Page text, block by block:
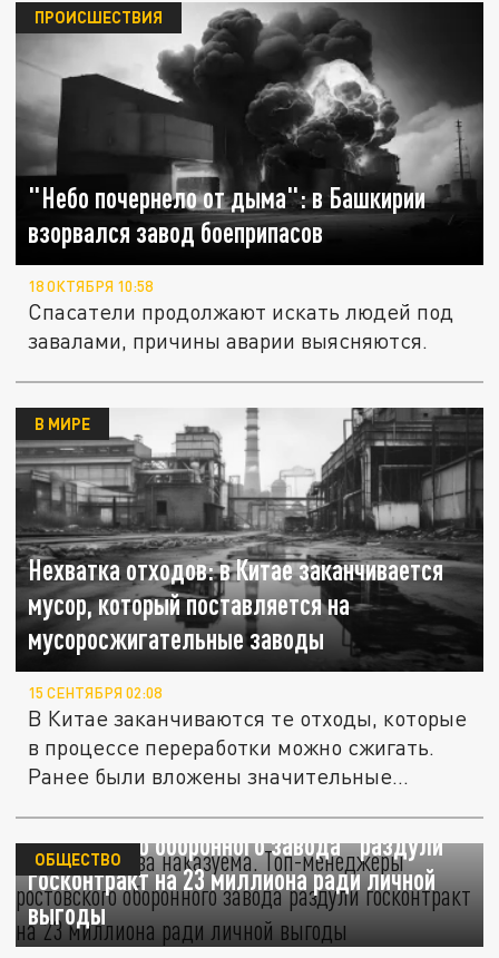
"Небо почернело от дыма": в Башкирии
взорвался завод боеприпасов
ПРОИСШЕСТВИЯ
18 ОКТЯБРЯ 10:58
Спасатели продолжают искать людей под
завалами, причины аварии выясняются.
Нехватка отходов: в Китае заканчивается
мусор, который поставляется на
мусоросжигательные заводы
В МИРЕ
15 СЕНТЯБРЯ 02:08
В Китае заканчиваются те отходы, которые
в процессе переработки можно сжигать.
Ранее были вложены значительные...
Альтернатива наказуема. Топ-менеджеры
ростовского оборонного завода "раздули"
госконтракт на 23 миллиона ради личной
выгоды
ОБЩЕСТВО